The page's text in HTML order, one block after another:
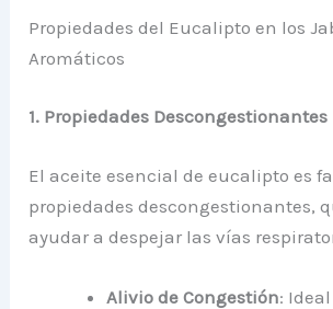
Propiedades del Eucalipto en los
Aromáticos
1. Propiedades Descongestionantes
El aceite esencial de eucalipto es
propiedades descongestionantes,
ayudar a despejar las vías
Alivio de Congestión: